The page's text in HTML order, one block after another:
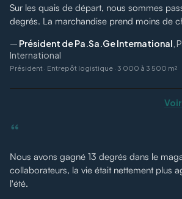
Sur les quais de départ, nous sommes
degrés. La marchandise prend moins de
— Président de Pa.Sa.Ge International
International
Président · Entrepôt logistique · 3 000 à 3 500 m²
“
Nous avons gagné 13 degrés dans le
collaborateurs, la vie était nettement plus
l'été.